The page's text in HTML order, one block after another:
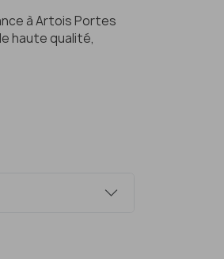
à Artois Portes
haute qualité,